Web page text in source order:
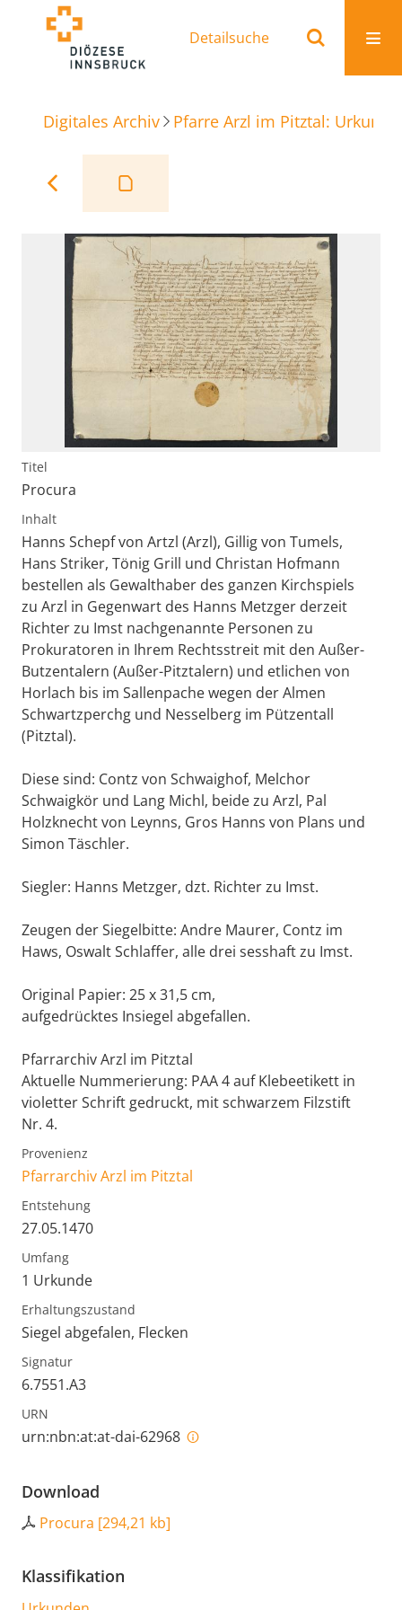
Detailsuche
Digitales Archiv Pfarre Arzl im Pitztal:
Titel
Procura
Inhalt
Hanns Schepf von Artzl (Arzl), Gillig von Tumels,
Hans Striker, Tönig Grill und Christan Hofmann
bestellen als Gewalthaber des ganzen Kirchspiels
zu Arzl in Gegenwart des Hanns Metzger derzeit
Richter zu Imst nachgenannte Personen zu
Prokuratoren in Ihrem Rechtsstreit mit den Außer-
Butzentalern (Außer-Pitztalern) und etlichen von
Horlach bis im Sallenpache wegen der Almen
Schwartzperchg und Nesselberg im Pützentall
(Pitztal).
Diese sind: Contz von Schwaighof, Melchor
Schwaigkör und Lang Michl, beide zu Arzl, Pal
Holzknecht von Leynns, Gros Hanns von Plans und
Simon Täschler.
Siegler: Hanns Metzger, dzt. Richter zu Imst.
Zeugen der Siegelbitte: Andre Maurer, Contz im
Haws, Oswalt Schlaffer, alle drei sesshaft zu Imst.
Original Papier: 25 x 31,5 cm,
aufgedrücktes Insiegel abgefallen.
Pfarrarchiv Arzl im Pitztal
Aktuelle Nummerierung: PAA 4 auf Klebeetikett in
violetter Schrift gedruckt, mit schwarzem Filzstift
Nr. 4.
Provenienz
Pfarrarchiv Arzl im Pitztal
Entstehung
27.05.1470
Umfang
1 Urkunde
Erhaltungszustand
Siegel abgefalen, Flecken
Signatur
6.7551.A3
URN
urn:nbn:at:at-dai-62968
Download
Procura [294,21 kb]
Klassifikation